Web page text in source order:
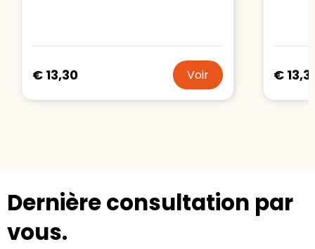
€ 13,30 Voir €
Dernière consultation par
vous.